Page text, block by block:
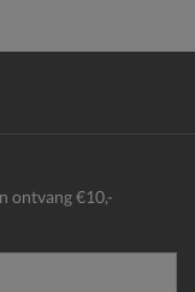
ontvang €10,-